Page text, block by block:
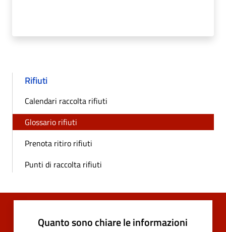
Rifiuti
Calendari raccolta rifiuti
Glossario rifiuti
Prenota ritiro rifiuti
Punti di raccolta rifiuti
Quanto sono chiare le informazioni